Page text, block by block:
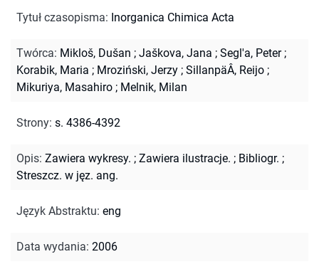
Tytuł czasopisma: Inorganica Chimica Acta
Twórca: Mikloš, Dušan ; Jaškova, Jana ; Segl'a, Peter;
Korabik, Maria ; Mroziński, Jerzy ; SillanpäÂ, Reijo ;
Mikuriya, Masahiro ; Melnik, Milan
Strony: s. 4386-4392
Opis: Zawiera wykresy. ; Zawiera ilustracje. ; Bibliogr. ;
Streszcz. w jęz. ang.
Język Abstraktu: eng
Data wydania: 2006